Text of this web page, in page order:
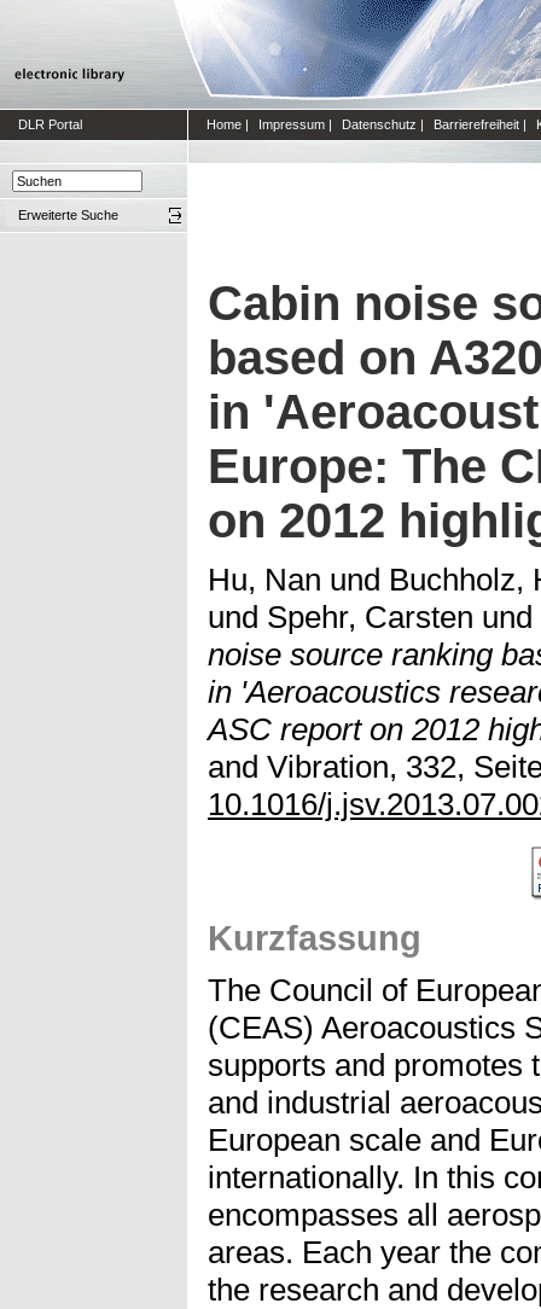
DLR Portal Home | Impressum | Datenschutz | Barrierefreiheit |
Erweiterte Suche
Cabin noise
based on
in
Europe: The
on 2012
Hu, Nan und Buchholz,
und Spehr, Carsten und
noise source ranking
in 'Aeroacoustics
ASC report on 2012
and Vibration, 332,
10.1016/
Kurzfassung
The Council of
(CEAS) Aeroacoustics
supports and promotes
and industrial
European scale and
internationally. In this
encompasses all
areas. Each year the
the research and